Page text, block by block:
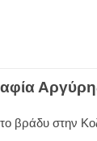
βράδυ στην